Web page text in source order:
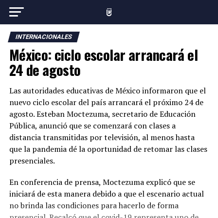
INTERNACIONALES
México: ciclo escolar arrancará el
24 de agosto
Las autoridades educativas de México informaron que el
nuevo ciclo escolar del país arrancará el próximo 24 de
agosto. Esteban Moctezuma, secretario de Educación
Pública, anunció que se comenzará con clases a
distancia transmitidas por televisión, al menos hasta
que la pandemia dé la oportunidad de retomar las clases
presenciales.
En conferencia de prensa, Moctezuma explicó que se
iniciará de esta manera debido a que el escenario actual
no brinda las condiciones para hacerlo de forma